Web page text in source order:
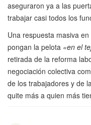
aseguraron ya a las
trabajar casi todos los
Una respuesta masiva
pongan la pelota «en el
retirada de la reforma
negociación colectiva
de los trabajadores y de
quite más a quien más